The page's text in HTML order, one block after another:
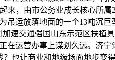
来，由市公务业成长核心所
吊运放落地面的一个13吨沉
加速交通强国山东示范区扶植
在运营办事上谋划久远。济
也让商业和地缘场面地步变